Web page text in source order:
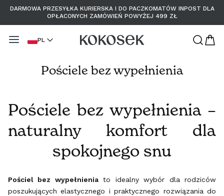
Przejdź
treści
DARMOWA PRZESYŁKA KURIERSKA I DO PACZKOMATÓW INPOST DLA
OPŁACONYCH ZAMÓWIEŃ POWYŻEJ 499 ZŁ
y
k
PL
Pościele bez wypełnienia
Pościele bez wypełnienia –
naturalny komfort dla
spokojnego snu
Pościel bez wypełnieniato idealny wybór dla rodziców
poszukujących elastycznego i praktycznego rozwiązania do
Zamknij
Filtruj